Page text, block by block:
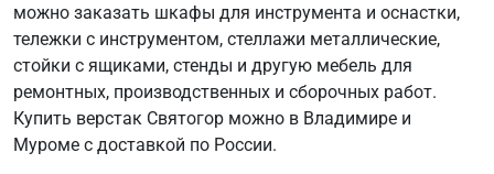
можно заказать шкафы для инструмента и оснастки,
тележки с инструментом, стеллажи металлические,
стойки с ящиками, стенды и другую мебель для
ремонтных, производственных и сборочных работ.
Купить верстак Святогор можно в Владимире и
Муроме с доставкой по России.